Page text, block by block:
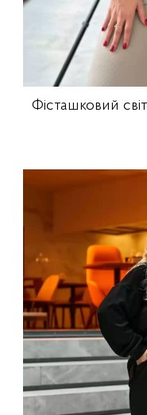
Фісташковий